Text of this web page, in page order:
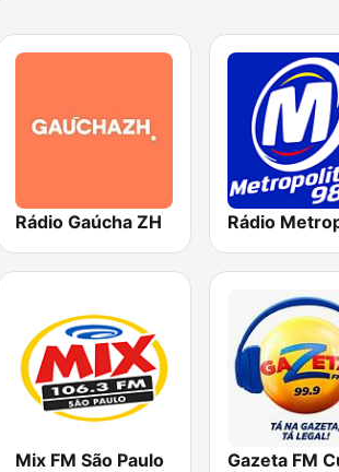
Rádio Gaúcha ZH
Mix FM São Paulo Gazeta FM